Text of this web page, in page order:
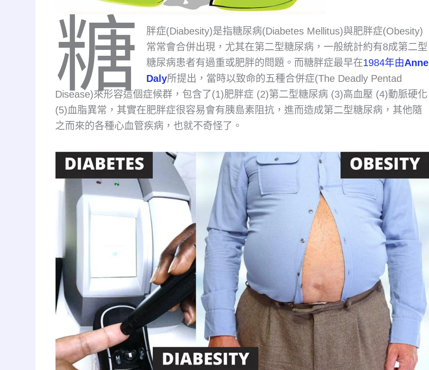
糖
胖症(Diabesity)是指糖尿病(Diabetes Mellitus)與肥胖症(Obesity)
常常會合併出現，尤其在第二型糖尿病，一般統計約有8成第二型
糖尿病患者有過重或肥胖的問題。而糖胖症最早在1984年由Anne
Daly所提出，當時以致命的五種合併症(The Deadly Pentad
Disease)來形容這個症候群，包含了(1)肥胖症 (2)第二型糖尿病 (3)高血壓 (4)動脈硬化
(5)血脂異常，其實在肥胖症很容易會有胰島素阻抗，進而造成第二型糖尿病，其他隨
之而來的各種心血管疾病，也就不奇怪了。